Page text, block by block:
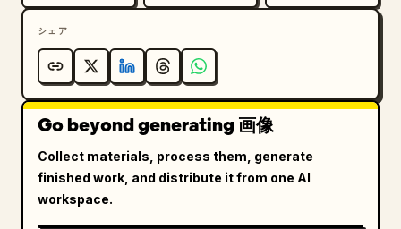
シェア
Go beyond generating 画像
Collect materials, process them, generate
finished work, and distribute it from one AI
workspace.